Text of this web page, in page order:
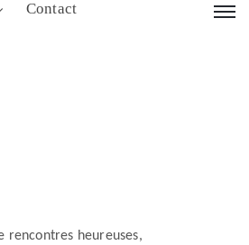
Contact
rencontres heureuses,